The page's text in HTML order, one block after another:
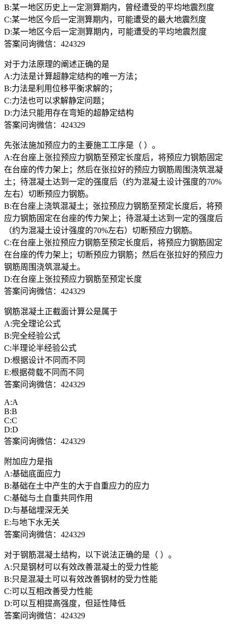
B:某一地区历史上一定测算期内，曾经遭受的平均地震烈度
C:某一地区今后一定测算期内，可能遭受的最大地震烈度
D:某一地区今后一定测算期内，可能遭受的平均地震烈度
答案问询微信：424329
对于力法原理的阐述正确的是
A:力法是计算超静定结构的唯一方法；
B:力法是利用位移平衡求解的；
C:力法也可以求解静定问题；
D:力法只能用存在弯矩的超静定结构
答案问询微信：424329
先张法施加预应力的主要施工工序是（ ）。
A:在台座上张拉预应力钢筋至预定长度后，将预应力钢筋固定
在台座的传力架上；然后在张拉好的预应力钢筋周围浇筑混凝
土；待混凝土达到一定的强度后（约为混凝土设计强度的70%
左右）切断预应力钢筋。
B:在台座上浇筑混凝土；张拉预应力钢筋至预定长度后，将预
应力钢筋固定在台座的传力架上；待混凝土达到一定的强度后
（约为混凝土设计强度的70%左右）切断预应力钢筋。
C:在台座上张拉预应力钢筋至预定长度后，将预应力钢筋固定
在台座的传力架上；切断预应力钢筋；然后在张拉好的预应力
钢筋周围浇筑混凝土。
D:在台座上张拉预应力钢筋至预定长度
答案问询微信：424329
钢筋混凝土正截面计算公是属于
A:完全理论公式
B:完全经验公式
C:半理论半经验公式
D:根据设计不同而不同
E:根据荷载不同而不同
答案问询微信：424329
A:A
B:B
C:C
D:D
答案问询微信：424329
附加应力是指
A:基础底面应力
B:基础在土中产生的大于自重应力的应力
C:基础与土自重共同作用
D:与基础埋深无关
E:与地下水无关
答案问询微信：424329
对于钢筋混凝土结构，以下说法正确的是（ ）。
A:只是钢材可以有效改善混凝土的受力性能
B:只是混凝土可以有效改善钢材的受力性能
C:可以互相改善受力性能
D:可以互相提高强度，但延性降低
答案问询微信：424329